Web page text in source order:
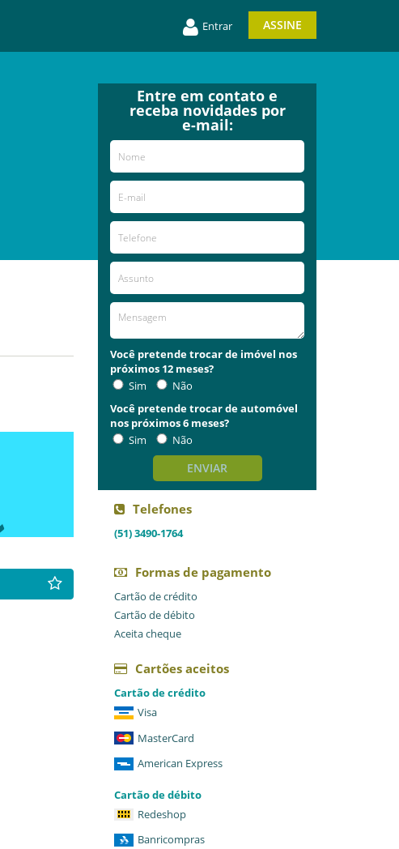
Entrar ASSINE
Entre em contato e
receba novidades por
e-mail:
Você pretende trocar de imóvel nos
próximos 12 meses?
Sim
Não
Você pretende trocar de automóvel
nos próximos 6 meses?
Sim
Não
ENVIAR
Telefones
(51) 3490-1764
Formas de pagamento
Cartão de crédito
Cartão de débito
Aceita cheque
Cartões aceitos
Cartão de crédito
Visa
MasterCard
American Express
Cartão de débito
Redeshop
Banricompras